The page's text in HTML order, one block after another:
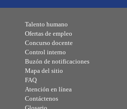
Talento humano
Ofertas de empleo
Concurso docente
Control interno
Buzón de notificaciones
Mapa del sitio
FAQ
Atención en línea
Contáctenos